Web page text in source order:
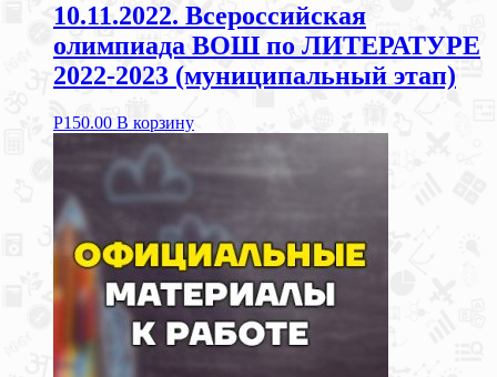
10.11.2022. Всероссийская
олимпиада ВОШ по ЛИТЕРАТУРЕ
2022-2023 (муниципальный этап)
Р150.00 В корзину